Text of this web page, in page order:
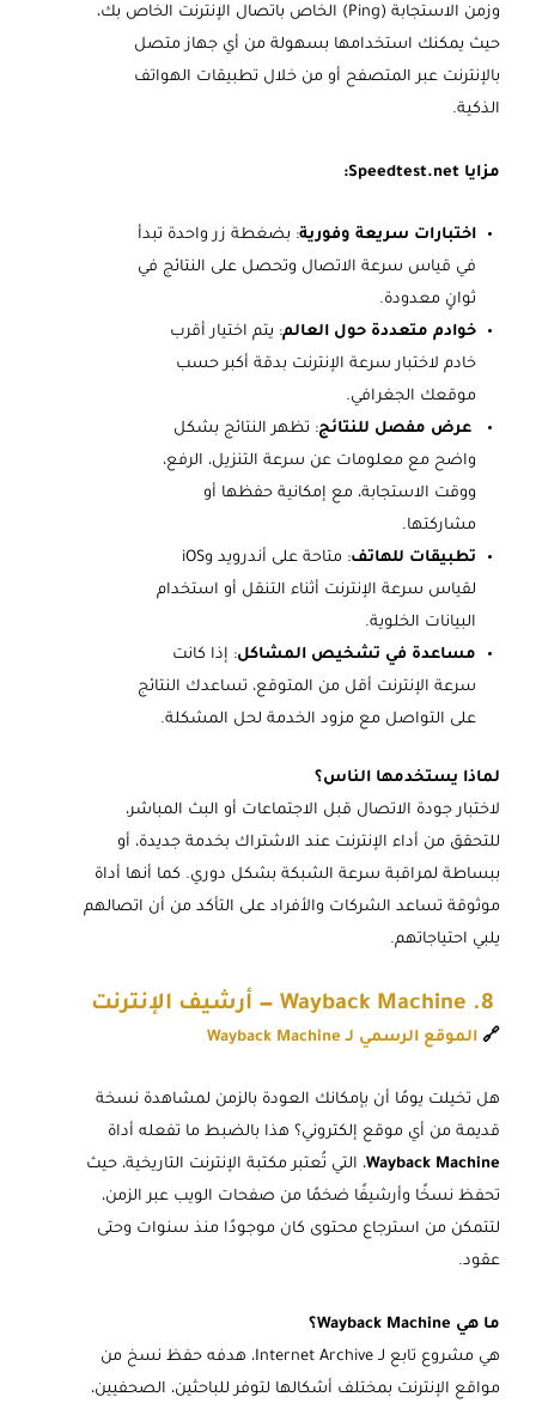
وزمن الاستجابة (Ping) الخاص باتصال الإنترنت الخاص بك،
حيث يمكنك استخدامها بسهولة من أي جهاز متصل
بالإنترنت عبر المتصفح أو من خلال تطبيقات الهواتف
الذكية.
مزايا Speedtest.net:
اختبارات سريعة وفورية: بضغطة زر واحدة تبدأ
في قياس سرعة الاتصال وتحصل على النتائج في
ثوانٍ معدودة.
خوادم متعددة حول العالم: يتم اختيار أقرب
خادم لاختبار سرعة الإنترنت بدقة أكبر حسب
موقعك الجغرافي.
عرض مفصل للنتائج: تظهر النتائج بشكل
واضح مع معلومات عن سرعة التنزيل، الرفع،
ووقت الاستجابة، مع إمكانية حفظها أو
مشاركتها.
تطبيقات للهاتف
: متاحة على أندرويد وiOS
لقياس سرعة الإنترنت أثناء التنقل أو استخدام
البيانات الخلوية.
مساعدة في تشخيص المشاكل: إذا كانت
سرعة الإنترنت أقل من المتوقع، تساعدك النتائج
على التواصل مع مزود الخدمة لحل المشكلة.
لماذا يستخدمها الناس؟
لاختبار جودة الاتصال قبل الاجتماعات أو البث المباشر،
للتحقق من أداء الإنترنت عند الاشتراك بخدمة جديدة، أو
ببساطة لمراقبة سرعة الشبكة بشكل دوري. كما أنها أداة
موثوقة تساعد الشركات والأفراد على التأكد من أن اتصالهم
يلبي احتياجاتهم.
🔗 الموقع الرسمي لـ Wayback Machine
هل تخيلت يومًا أن بإمكانك العودة بالزمن لمشاهدة نسخة
قديمة من أي موقع إلكتروني؟ هذا بالضبط ما تفعله أداة
Wayback Machine، التي تُعتبر مكتبة الإنترنت التاريخية، حيث
تحفظ نسخًا وأرشيفًا ضخمًا من صفحات الويب عبر الزمن،
لتتمكن من استرجاع محتوى كان موجودًا منذ سنوات وحتى
عقود.
ما هي Wayback Machine؟
هي مشروع تابع لـ Internet Archive، هدفه حفظ نسخ من
مواقع الإنترنت بمختلف أشكالها لتوفر للباحثين، الصحفيين،